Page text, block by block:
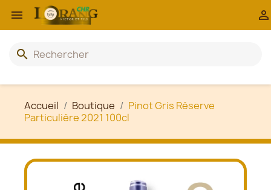
 
search
Accueil Boutique
Pinot Gris Réserve
Particulière 2021 100cl